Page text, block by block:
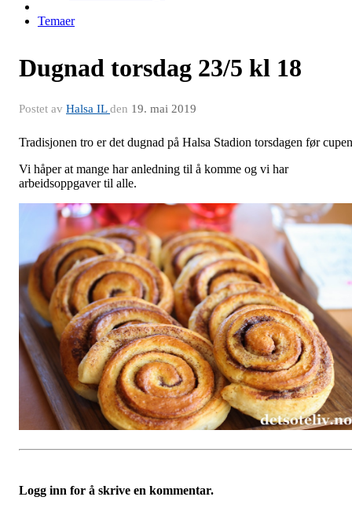
Temaer
Dugnad torsdag 23/5 kl 18
Postet av Halsa ILden 19. mai 2019
Tradisjonen tro er det dugnad på Halsa Stadion torsdagen før cupen
Vi håper at mange har anledning til å komme og vi har
arbeidsoppgaver til alle.
Logg inn for å skrive en kommentar.